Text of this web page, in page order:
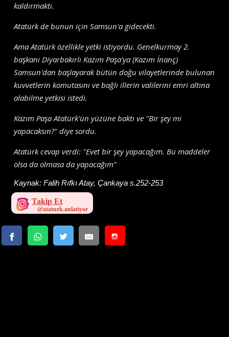
kaldırmaktı.
Atatürk de bunun için Samsun'a gidecekti.
Ama Atatürk özellikle yetki istiyordu. Genelkurmay 2.
başkanı Diyarbakırlı Kazım Paşa'ya (Kazım İnanç)
Samsun'dan başlayarak bütün doğu vilayetlerinde bulunan
kuvvetlerin komutasını ve bağlı illerin valilerini emri altına
alabilme yetkisi istedi.
Kazım Paşa Atatürk'ün yüzüne baktı ve "Bir şey mi
yapacaksın?" diye sordu.
Atatürk cevap verdi: "Evet bir şey yapacağım. Bu maddeler
olsa da olmasa da yapacağım"
Kaynak:Falih Rıfkı Atay, Çankaya s.252-253
Takip Et